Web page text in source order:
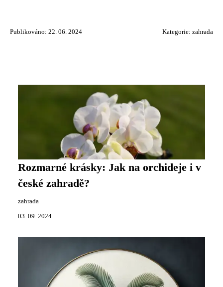
Publikováno: 22. 06. 2024 Kategorie: zahrada
Rozmarné krásky: Jak na orchideje i v
české zahradě?
zahrada
03. 09. 2024